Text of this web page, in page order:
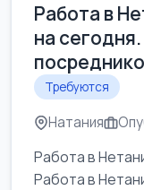
Работа в
на
Требуются
Натания
Работа в
Работа в